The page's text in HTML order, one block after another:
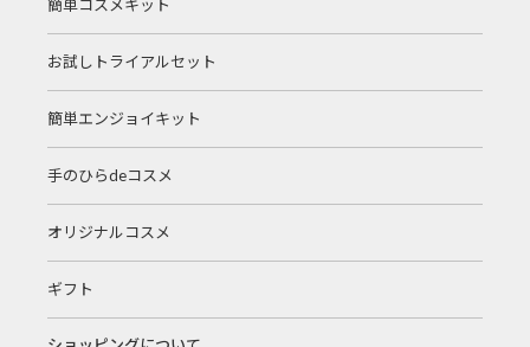
簡単コスメキット
お試しトライアルセット
簡単エンジョイキット
手のひらdeコスメ
オリジナルコスメ
ギフト